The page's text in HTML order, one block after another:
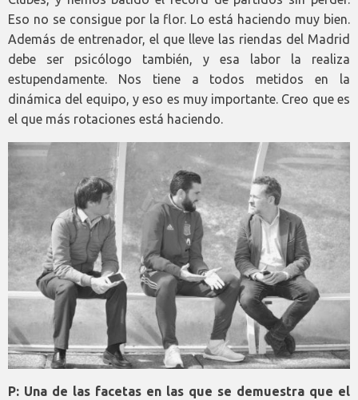
Eso no se consigue por la flor. Lo está haciendo muy bien.
Además de entrenador, el que lleve las riendas del Madrid
debe ser psicólogo también, y esa labor la realiza
estupendamente. Nos tiene a todos metidos en la
dinámica del equipo, y eso es muy importante. Creo que es
el que más rotaciones está haciendo.
P: Una de las facetas en las que se demuestra que el